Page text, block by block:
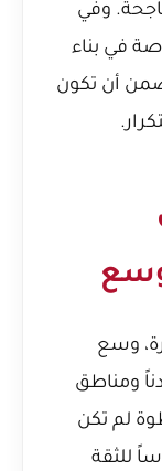
وفي
في بناء
أن تكون
وسع
ومناطق
لم تكن
للثقة